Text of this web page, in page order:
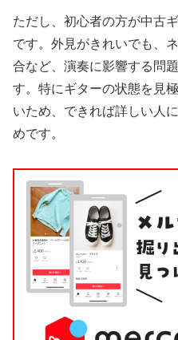
ただし、初心者の方が中古
です。外見がきれいでも、
合など、演奏に影響する問
す。特にギターの状態を見
いため、できれば詳しい人
めです。